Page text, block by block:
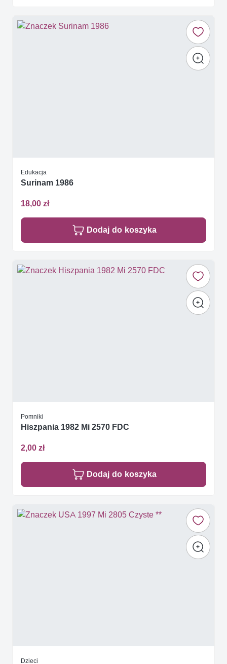
Edukacja
Surinam 1986
18,00 zł
Dodaj do koszyka
Pomniki
Hiszpania 1982 Mi 2570 FDC
2,00 zł
Dodaj do koszyka
Dzieci